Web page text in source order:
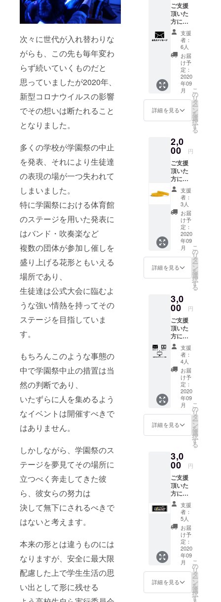
次々に世代が入れ替わりな
がらも、この先も毎年変わ
らず続いていくものだと
思っていましたが2020年、
新型コロナウイルスの影響
でその想いは断たれること
となりました。
多くの学校が学園祭の中止
を発表、それにより生徒達
の表現の場が一つ失われて
しまいました。
特に学園祭における体育館
のステージを用いた発表に
はバンド・吹奏楽など
複数の団体が参加し催しを
盛り上げる花形ともいえる
場所であり、
生徒達は公式大会に臨むよ
うな強い情熱を持ってその
ステージを目指していま
す。
もちろんこのような事態の
中で学園祭中止の措置は当
然の判断であり、
いたずらに人を集めるよう
なイベントは開催すべきで
はありません。
しかしながら、学園祭のス
テージを夢見てその場所に
立つべく奔走してきた彼
ら、彼女らの努力は
決して無下にされるべきで
はないと考えます。
本来の形とは違うものには
なりますが、安全に最大限
配慮した上で学生生活の思
い出として形に残せる
ご支援
頂いた
方に参
加高校
生から
のお礼
のメッ
セージ
メール
をお送
りいた
しま
す。
支援
者：
6人
お届
け予
定：
2020
年09
月
詳細を見る
こ
の
リ
タ
ー
ン
を
選
択
す
る
2,0
00 円
ご支援
頂いた
方に超
文化祭
オリジ
ナルラ
バーバ
ンド+オ
リジナ
ルス
テッ
カー+参
加高校
生のお
礼の
メッ
メール
をお送
りいた
しま
す。
支援
者：
3人
お届
け予
定：
2020
年09
月
詳細を見る
こ
の
リ
タ
ー
ン
を
選
択
す
る
3,0
00 円
ご支援
頂いた
方に参
加高校
生のお
礼の
ムー
ビーを
お送り
させて
頂きま
す。 ま
た特設
HPにも
支援者
のお名
載させ
ていた
だきま
す。 ※
支援時
に必ず
備考欄
にご希
望のお
名前を
ご記入
くださ
い。 ※
記入が
ない場
合は
CAMPF
IREにて
支援
者：
4人
お届
け予
定：
2020
年09
月
詳細を見る
こ
の
リ
タ
ー
ン
を
選
択
す
る
3,0
00 円
ご支援
頂いた
方に超
文化祭
オリジ
ナルタ
オル+オ
リジナ
ルス
テッ
カー+参
加高校
生のお
礼の
メッ
セージ
支援
者：
5人
お届
け予
定：
2020
年09
月
詳細を見る
こ
の
リ
タ
ー
ン
を
選
択
す